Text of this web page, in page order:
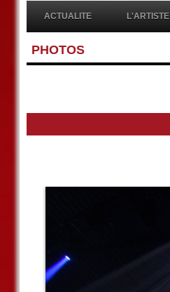
ACTUALITE L'ARTISTE
PHOTOS